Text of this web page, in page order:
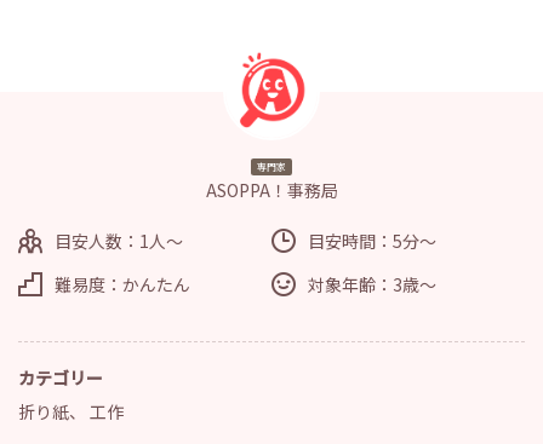
専門家
ASOPPA！事務局
目安人数：1人～
目安時間：5分～
難易度：かんたん
対象年齢：3歳～
カテゴリー
折り紙、 工作